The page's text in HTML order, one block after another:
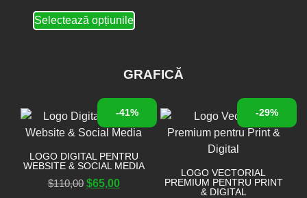
Selectează opțiunile
GRAFICĂ
-41%
LOGO DIGITAL PENTRU
WEBSITE & SOCIAL MEDIA
$110,00 $65,00
-29%
LOGO VECTORIAL
PREMIUM PENTRU PRINT
& DIGITAL